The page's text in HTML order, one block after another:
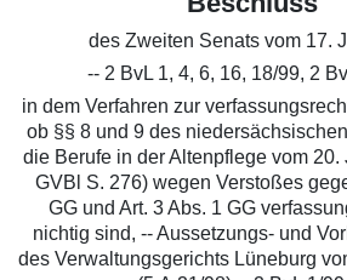
des Zweiten Senats vom 17.
-- 2 BvL 1, 4, 6, 16, 18/99, 2
in dem Verfahren zur
ob §§ 8 und 9 des
die Berufe in der Altenpflege vom 20.
GVBl S. 276) wegen Verstoßes
GG und Art. 3 Abs. 1 GG
nichtig sind, -- Aussetzungs- und
des Verwaltungsgerichts Lüneburg